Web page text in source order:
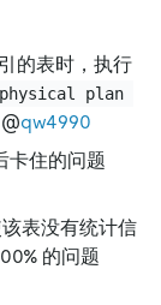
的表时，执行
plan
@qw4990
卡住的问题
表没有统计信
的问题